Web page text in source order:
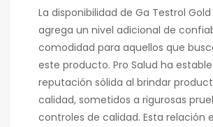
La disponibilidad de Ga Testrol
agrega un nivel adicional de
comodidad para aquellos que
este producto. Pro Salud ha
reputación sólida al brindar
calidad, sometidos a rigurosas
controles de calidad. Esta relación